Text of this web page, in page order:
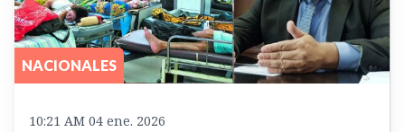
NACIONALES
10:21 AM 04 ene. 2026